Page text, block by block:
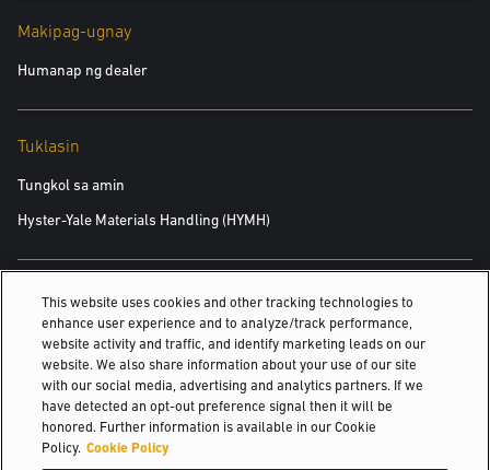
ng higit pa sa pagtustos sa isang napapanatiling
pandaigdigang supply chain na may mga operasyong
pagpipilian sa enerhiya na magagamit sa kabuuan ng
Magbasa pa
Makipag-ugnay
Humanap ng dealer
Tuklasin
Tungkol sa amin
Hyster-Yale Materials Handling (HYMH)
Mga Karera
Mga Karera
© 2026 Hyster-Yale Materials Handling, Inc., all rights reserved.
This website uses cookies and other tracking technologies to
enhance user experience and to analyze/track performance,
website activity and traffic, and identify marketing leads on our
website. We also share information about your use of our site
with our social media, advertising and analytics partners. If we
have detected an opt-out preference signal then it will be
honored. Further information is available in our Cookie
Policy. Cookie Policy